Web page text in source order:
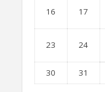
16 17
23 24
30
31